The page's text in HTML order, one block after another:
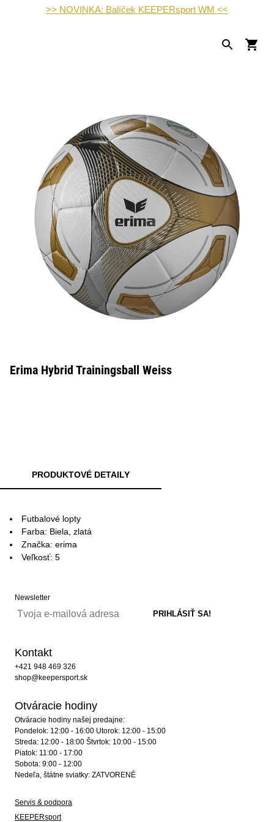
>> NOVINKA: Balíček KEEPERsport WM <<
Erima Hybrid Trainingsball Weiss
PRODUKTOVÉ DETAILY
Futbalové lopty
Farba: Biela, zlatá
Značka: erima
Veľkosť: 5
Newsletter
Kontakt
+421 948 469 326
shop@keepersport.sk
Otváracie hodiny
Otváracie hodiny našej predajne:
Pondelok: 12:00 - 16:00 Utorok: 12:00 - 15:00
Streda: 12:00 - 18:00 Štvrtok: 10:00 - 15:00
Piatok: 11:00 - 17:00
Sobota: 9:00 - 12:00
Nedeľa, štátne sviatky: ZATVORENÉ
Servis & podpora
KEEPERsport